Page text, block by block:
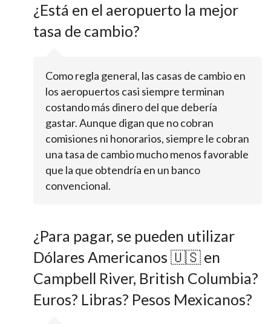
¿Está en el aeropuerto la mejor
tasa de cambio?
Como regla general, las casas de cambio en
los aeropuertos casi siempre terminan
costando más dinero del que debería
gastar. Aunque digan que no cobran
comisiones ni honorarios, siempre le cobran
una tasa de cambio mucho menos favorable
que la que obtendría en un banco
convencional.
¿Para pagar, se pueden utilizar
Dólares Americanos 🇺🇸 en
Campbell River, British Columbia?
Euros? Libras? Pesos Mexicanos?